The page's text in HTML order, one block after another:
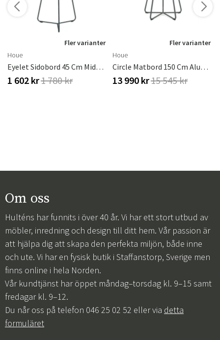
Fler varianter
Houe
Eyelet Sidobord 45 Cm Midnight Blue
1 602 kr1 780 kr
Fler varianter
Houe
Circle Matbord 150 Cm Aluminium / Bamboo
13 990 kr15 545 kr
Om oss
Hulténs har funnits i över 40 år. Vi har ett stort utbud av
möbler, inredning och design till ditt hem. Vår passion är
att hjälpa dig att skapa den perfekta miljön, både inne
och ute. Vi har en fysisk butik i Staffanstorp, Sverige men
finns online i hela Norden.
Vår kundtjänst har öppet måndag–torsdag kl. 9–15 samt
fredagar kl. 9–12.
Du når oss på telefon 046 25 02 52 eller via detta
formuläret